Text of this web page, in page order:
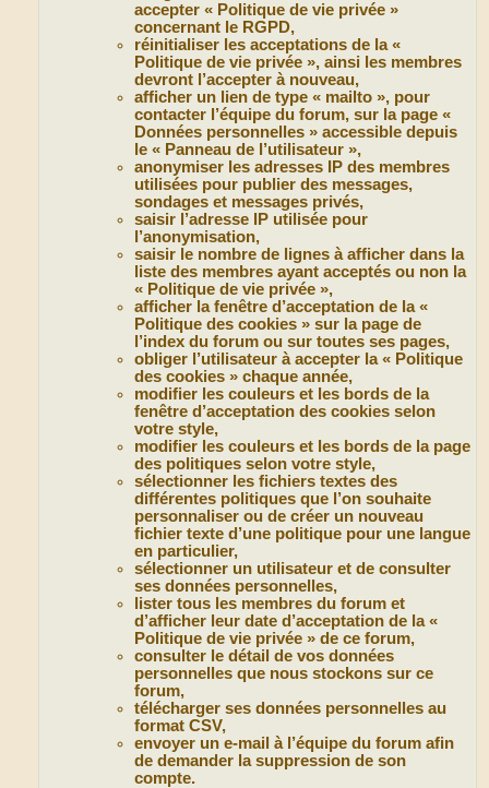
accepter « Politique de vie privée »
concernant le RGPD,
réinitialiser les acceptations de la «
Politique de vie privée », ainsi les membres
devront l’accepter à nouveau,
afficher un lien de type « mailto », pour
contacter l’équipe du forum, sur la page «
Données personnelles » accessible depuis
le « Panneau de l’utilisateur »,
anonymiser les adresses IP des membres
utilisées pour publier des messages,
sondages et messages privés,
saisir l’adresse IP utilisée pour
l’anonymisation,
saisir le nombre de lignes à afficher dans la
liste des membres ayant acceptés ou non la
« Politique de vie privée »,
afficher la fenêtre d’acceptation de la «
Politique des cookies » sur la page de
l’index du forum ou sur toutes ses pages,
obliger l’utilisateur à accepter la « Politique
des cookies » chaque année,
modifier les couleurs et les bords de la
fenêtre d’acceptation des cookies selon
votre style,
modifier les couleurs et les bords de la page
des politiques selon votre style,
sélectionner les fichiers textes des
différentes politiques que l’on souhaite
personnaliser ou de créer un nouveau
fichier texte d’une politique pour une langue
en particulier,
sélectionner un utilisateur et de consulter
ses données personnelles,
lister tous les membres du forum et
d’afficher leur date d’acceptation de la «
Politique de vie privée » de ce forum,
consulter le détail de vos données
personnelles que nous stockons sur ce
forum,
télécharger ses données personnelles au
format CSV,
envoyer un e-mail à l’équipe du forum afin
de demander la suppression de son
compte.